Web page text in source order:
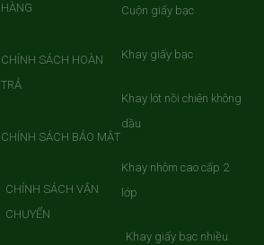
HÀNG
CHÍNH SÁCH HOÀN
TRẢ
CHÍNH SÁCH BẢO MẬT
CHÍNH SÁCH VẬN
CHUYỂN
Cuộn giấy bạc
Khay giấy bạc
Khay lót nồi chiên không
dầu
Khay nhôm cao cấp 2
lớp
Khay giấy bạc nhiều